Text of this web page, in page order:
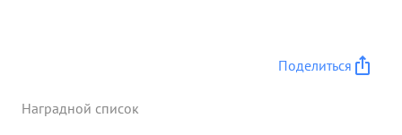
Поделиться
Наградной список